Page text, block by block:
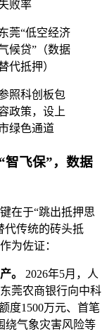
败率
莞“低空经济
候贷”（数据
代抵押）
照科创板包
政策，设上
绿色通道
智飞保”，数据
在于“跳出抵押思
代传统的砖头抵
为佐证：
。
2026年5月，人
莞农商银行向中科
度1500万元、首笔
绕气象灾害风险等